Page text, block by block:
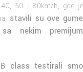
50 i 80km/h, gde je
stavili su ove gume
nekim premijum
class testirali smo